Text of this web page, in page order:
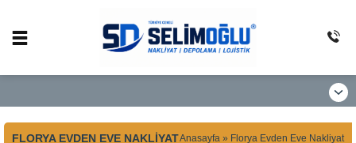
FLORYA EVDEN EVE NAKLIYATAnasayfa » Florya Evden Eve Nakliyat